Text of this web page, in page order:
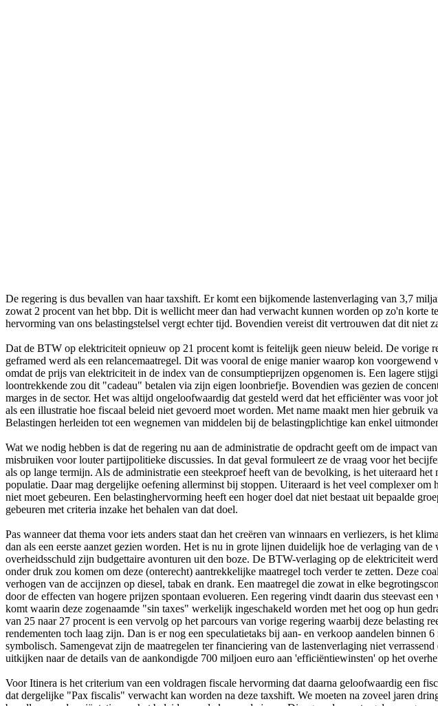
De regering is dus bevallen van haar taxshift. Er komt een bijkomende lastenverlaging van 3,7
zowat 2 procent van het bbp. Dit is wellicht meer dan had verwacht kunnen worden op zo'n korte
hervorming van ons belastingstelsel vergt echter tijd. Bovendien vereist dit vertrouwen dat dit niet
Dat de BTW op elektriciteit opnieuw op 21 procent komt is feitelijk geen nieuw beleid. De vorige
geframed werd als een relancemaatregel. Dit was vooral de enige manier waarop kon
omdat de prijs van elektriciteit in de index van de consumptieprijzen opgenomen is. Een lagere
loontrekkende zou dit "cadeau" betalen via zijn eigen loonbriefje. Bovendien was gezien de
marges in de sector. Het was altijd ongeloofwaardig dat gesteld werd dat het efficiënter was voor
als een illustratie hoe fiscaal beleid niet gevoerd moet worden. Met name maakt men hier gebruik
Belastingen herleiden tot een wegnemen van middelen bij de belastingplichtige kan enkel
Wat we nodig hebben is dat de regering nu aan de administratie de opdracht geeft om de impact
misbruiken voor louter partijpolitieke discussies. In dat geval formuleert ze de vraag voor het
als op lange termijn. Als de administratie een steekproef heeft van de bevolking, is het uiteraard
populatie. Daar mag dergelijke oefening allerminst bij stoppen. Uiteraard is het veel complexer
niet moet gebeuren. Een belastinghervorming heeft een hoger doel dat niet bestaat uit bepaalde
gebeuren met criteria inzake het behalen van dat doel.
Pas wanneer dat thema voor iets anders staat dan het creëren van winnaars en verliezers, is het
dan als een eerste aanzet gezien worden. Het is nu in grote lijnen duidelijk hoe de verlaging van
overheidsschuld zijn budgettaire avonturen uit den boze. De BTW-verlaging op de elektriciteit
onder druk zou komen om deze (onterecht) aantrekkelijke maatregel toch verder te zetten. Deze
verhogen van de accijnzen op diesel, tabak en drank. Een maatregel die zowat in elke
door de effecten van hogere prijzen spontaan evolueren. Een regering vindt daarin dus steevast
komt waarin deze zogenaamde "sin taxes" werkelijk ingeschakeld worden met het oog op hun
van 25 naar 27 procent is een vervolg op het parcours van vorige regering waarbij deze belasting
rendementen toch laag zijn. Dan is er nog een speculatietaks bij aan- en verkoop aandelen
symbolisch. Samengevat zijn de maatregelen ter financiering van de lastenverlaging niet
uitkijken naar de details van de aankondigde 700 miljoen euro aan 'efficiëntiewinsten' op het
Voor Itinera is het criterium van een voldragen fiscale hervorming dat daarna geloofwaardig een
dat dergelijke "Pax fiscalis" verwacht kan worden na deze taxshift. We moeten na zoveel jaren